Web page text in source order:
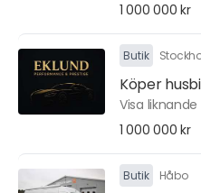
1 000 000 kr
Butik
Köper
Visa liknande
1 000 000 kr
Butik Håbo